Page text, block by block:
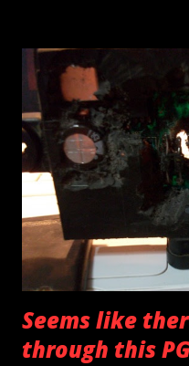
Seems like
through this